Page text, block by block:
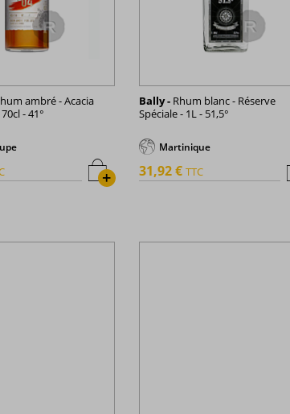
ambré - Acacia
- 41°
+
Bally - Rhum blanc - Réserve
Spéciale - 1L - 51,5°
Martinique
31,92 € TTC